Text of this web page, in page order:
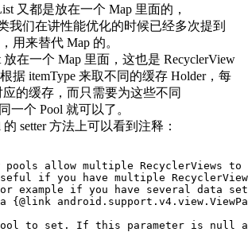
又都是放在一个 Map 里面的，
我们在讲性能优化的时候已经多次提到
用来替代 Map 的。
在一个 Map 里面，这也是 RecyclerView
据 itemType 来取不同的缓存 Holder，每
的缓存，而只需要为这些不同
一个 Pool 就可以了。
setter 方法上可以看到注释：
pools allow multiple RecyclerViews to
if you have multiple
example if you have several data
{@link
Pool to set. If this parameter is null